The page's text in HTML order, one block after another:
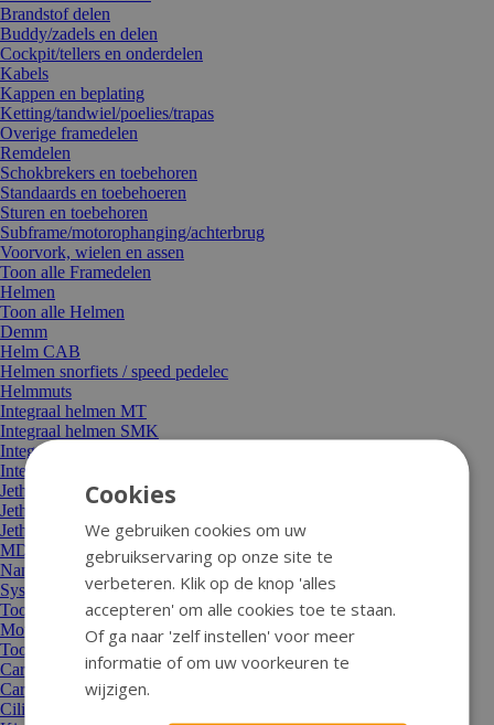
Brandstof delen
Buddy/zadels en delen
Cockpit/tellers en onderdelen
Kabels
Kappen en beplating
Ketting/tandwiel/poelies/trapas
Overige framedelen
Remdelen
Schokbrekers en toebehoren
Standaards en toebehoeren
Sturen en toebehoren
Subframe/motorophanging/achterbrug
Voorvork, wielen en assen
Toon alle Framedelen
Helmen
Toon alle Helmen
Demm
Helm CAB
Helmen snorfiets / speed pedelec
Helmmuts
Integraal helmen MT
Integraal helmen SMK
Integraal helmen Tornado
Integraal helmen Vito
Jethelm Tucano
Jethelmen Lem
Jethelmen MT
MDS-onderdelen
Nano-vizier
Systeemhelm Roof
Toon alle Helmen
Motor en aandrijving
Toon alle Motor en aandrijving
Carburateur/sproeier/choke
Carterdeksel
Cilinders, koppen, zuigers
Cookies
We gebruiken cookies om uw
gebruikservaring op onze site te
verbeteren. Klik op de knop 'alles
accepteren' om alle cookies toe te staan.
Of ga naar 'zelf instellen' voor meer
informatie of om uw voorkeuren te
wijzigen.